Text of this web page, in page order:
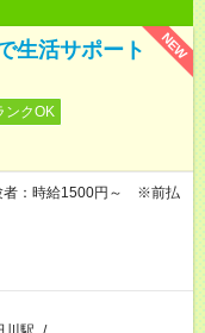
NEW
生活サポート
ンクOK
者：時給1500円～ ※前払